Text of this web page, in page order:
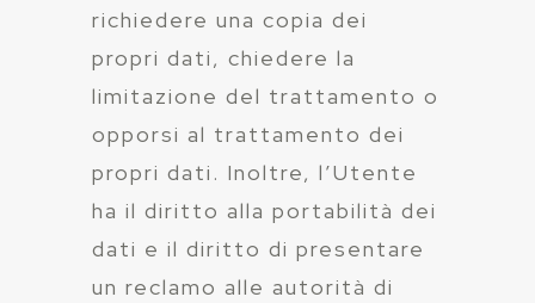
richiedere una copia dei
propri dati, chiedere la
limitazione del trattamento o
opporsi al trattamento dei
propri dati. Inoltre, l’Utente
ha il diritto alla portabilità dei
dati e il diritto di presentare
un reclamo alle autorità di